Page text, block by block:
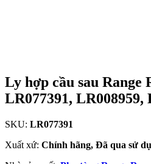
Ly hợp cầu sau Range
LR077391, LR008959,
SKU: LR077391
Xuất xứ: Chính hãng, Đã qua sử